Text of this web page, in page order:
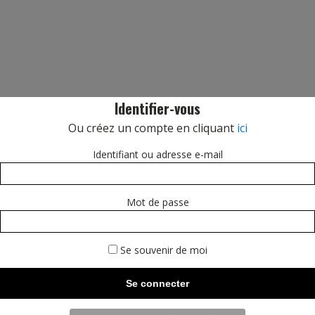
Identifier-vous
Ou créez un compte en cliquant ici
Identifiant ou adresse e-mail
Mot de passe
Se souvenir de moi